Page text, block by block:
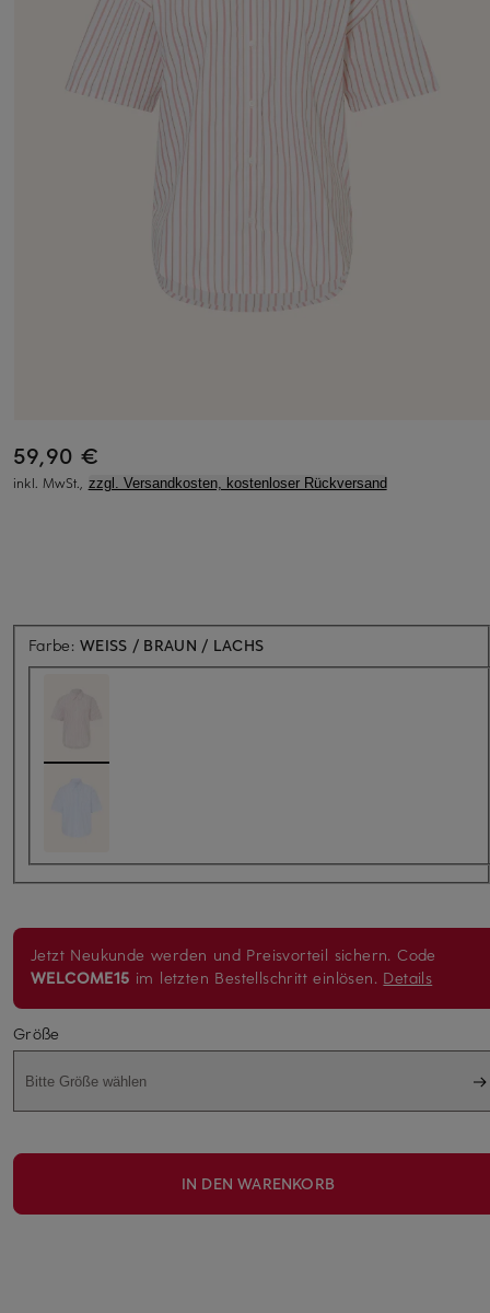
59,90 €
inkl. MwSt., zzgl. Versandkosten, kostenloser Rückversand
Farbe:WEISS / BRAUN / LACHS
Jetzt Neukunde werden und Preisvorteil sichern. Code
WELCOME15 im letzten Bestellschritt einlösen. Details
Größe
Bitte Größe wählen
IN DEN WARENKORB